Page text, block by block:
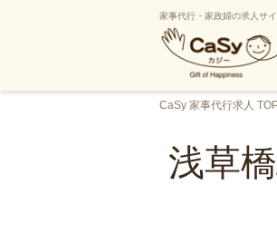
家事代行・家政婦の求人サイ
CaSy 家事代行求人
浅草